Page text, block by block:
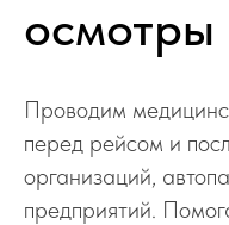
Проводим
перед рейсом и
организаций,
предприятий.